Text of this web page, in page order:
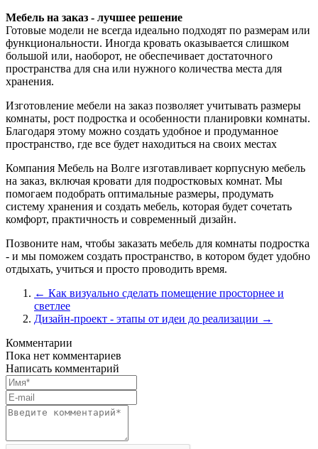
Мебель на заказ - лучшее решение
Готовые модели не всегда идеально подходят по размерам или
функциональности. Иногда кровать оказывается слишком
большой или, наоборот, не обеспечивает достаточного
пространства для сна или нужного количества места для
хранения.
Изготовление мебели на заказ позволяет учитывать размеры
комнаты, рост подростка и особенности планировки комнаты.
Благодаря этому можно создать удобное и продуманное
пространство, где все будет находиться на своих местах
Компания Мебель на Волге изготавливает корпусную мебель
на заказ, включая кровати для подростковых комнат. Мы
помогаем подобрать оптимальные размеры, продумать
систему хранения и создать мебель, которая будет сочетать
комфорт, практичность и современный дизайн.
Позвоните нам, чтобы заказать мебель для комнаты подростка
- и мы поможем создать пространство, в котором будет удобно
отдыхать, учиться и просто проводить время.
← Как визуально сделать помещение просторнее и
светлее
Дизайн-проект - этапы от идеи до реализации →
Комментарии
Пока нет комментариев
Написать комментарий